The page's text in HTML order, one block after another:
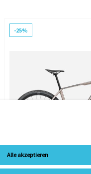
-25%
Alle akzeptieren